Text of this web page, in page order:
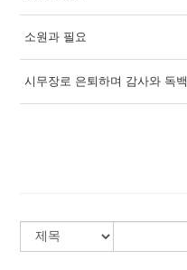
소원과 필요
시무장로 은퇴하며 감사와 독백